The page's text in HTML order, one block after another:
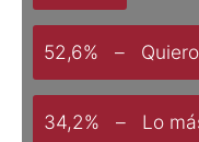
52,6% – Quiero
34,2% – Lo